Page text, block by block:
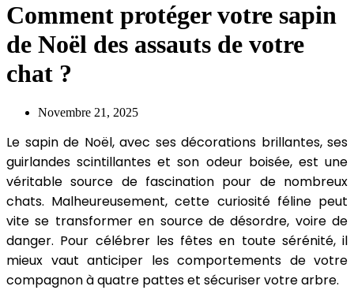
Comment protéger votre sapin
de Noël des assauts de votre
chat ?
Novembre 21, 2025
Le sapin de Noël, avec ses décorations brillantes, ses
guirlandes scintillantes et son odeur boisée, est une
véritable source de fascination pour de nombreux
chats. Malheureusement, cette curiosité féline peut
vite se transformer en source de désordre, voire de
danger. Pour célébrer les fêtes en toute sérénité, il
mieux vaut anticiper les comportements de votre
compagnon à quatre pattes et sécuriser votre arbre.